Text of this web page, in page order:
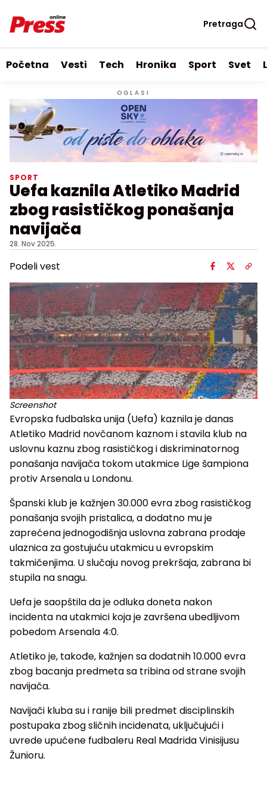
Pretraga
Početna Vesti Tech Hronika Sport Svet
OGLASI
SPORT
Uefa kaznila Atletiko Madrid
zbog rasističkog ponašanja
navijača
28. Nov 2025.
Podeli vest
Screenshot
Evropska fudbalska unija (Uefa) kaznila je danas
Atletiko Madrid novčanom kaznom i stavila klub na
uslovnu kaznu zbog rasističkog i diskriminatornog
ponašanja navijača tokom utakmice Lige šampiona
protiv Arsenala u Londonu.
Španski klub je kažnjen 30.000 evra zbog rasističkog
ponašanja svojih pristalica, a dodatno mu je
zaprećena jednogodišnja uslovna zabrana prodaje
ulaznica za gostujuću utakmicu u evropskim
takmičenjima. U slučaju novog prekršaja, zabrana bi
stupila na snagu.
Uefa je saopštila da je odluka doneta nakon
incidenta na utakmici koja je završena ubedljivom
pobedom Arsenala 4:0.
Atletiko je, takođe, kažnjen sa dodatnih 10.000 evra
zbog bacanja predmeta sa tribina od strane svojih
navijača.
Navijači kluba su i ranije bili predmet disciplinskih
postupaka zbog sličnih incidenata, uključujući i
uvrede upućene fudbaleru Real Madrida Vinisijusu
Žunioru.